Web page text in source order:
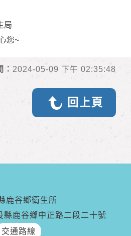
局
您~
2024-05-09 下午 02:35:48
回上頁
鹿谷鄉衛生所
鹿谷鄉中正路二段二十號
交通路線